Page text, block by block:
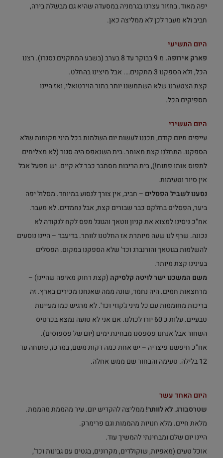
יפה מאוד. בחזור עצרנו בגרמניה במסעדה שהיא גם מבשלת בירה,
חביב ולא מעבר לכן לא ממליצה כאן.
היום התשיעי
פארק אירופה.
מ 9 בבוקר עד 8 בערב (בשבע המתקנים נסגרו). רצנו
הכל, ולא הספקנו 3 מתקנים…. אבל מיצינו בהחלט.
קצת הצטערנו שלא השתמשנו יותר בתור הוירטואלי, ואז היינו
מספיקים הכל.
היום העשירי
עייפים מיום קודם, תכננו לעשות יום השלמות בכל מיני מקומות שלא
הספקנו. התחלנו קצת מאוחר. בית השנאפס היה סגור (לא מצליחים
לתפוס אותו פתוח!), בית הריבות מסתבר כבר לא קיים. יש מפעל אבל
אין סיור וטעימות.
נסענו לשביל הפסלים – חביב, אין צורך לנסוע במיוחד. מסלול יפה
ביער, הפסלים בחלקם כבר שבורים קצת, אבל נחמדים. לא מעבר.
אח"כ ניסינו למצוא את קניון ווטאך והגוגל מפס לקח לנקודה לא
נכונה. שרף לנו שעה מיותרת אז החלטנו לוותר. בדיעבד – היינו נוסעים
להשלמות בגוטאך והורנברג וכד' שלא הספקנו במקום. הפסלים
בעינינו קצת מיותר.
משם המשכנו ישר לויטה קלסיקה (קצת רחוק מאיפה שהיינו) –
מרחצאות חמים. היה נחמד, שונה ממה שאנחנו מכירים בארץ. זה
בריכות מחוממות עם כל מיני ג'קוזי וכד'. לא מרגיש כמו מעיינות
טבעיים. עלות כ 60 יורו לכולנו. אם אני לא טועה נמצא בכרטיס
השחור אבל אנחנו פספסנו מבחינת ימים (יום של פספוסים).
אח"כ חיפשנו פיצריה – יש אחת כמה דקות משם, במרכז, פתוחה עד
12 בלילה. טעימה והבחור שם ממש אחלה.
היום האחד עשר
שטרסבורג.לא לוותר! ממליצה להקדיש יום. עיר מהממת מהממת.
מלאת חיים. מלא חנויות מהממות וגם פרימרק.
היינו יום שלם ומבחינתי להמשיך עוד.
אוכל טעים (מאפיות, שוקולדים, מקרונים, בגטים עם גבינות וכד',